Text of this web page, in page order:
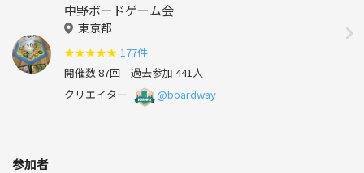
中野ボードゲーム会
東京都
★★★★★ 177件
開催数 87回 過去参加 441人
クリエイター
@boardway
参加者